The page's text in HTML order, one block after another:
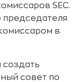
SEC.
председателя
в
создать
совет по